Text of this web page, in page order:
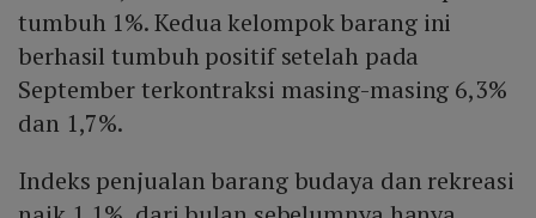
tumbuh 1%. Kedua kelompok barang ini
berhasil tumbuh positif setelah pada
September terkontraksi masing-masing 6,3%
dan 1,7%.
Indeks penjualan barang budaya dan rekreasi